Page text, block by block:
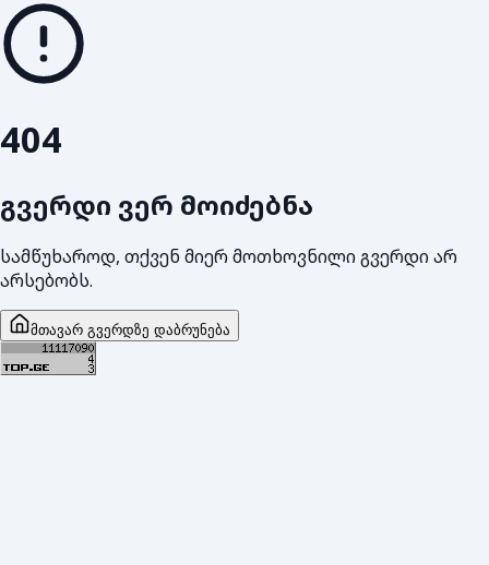
404
გვერდი ვერ მოიძებნა
სამწუხაროდ, თქვენ მიერ მოთხოვნილი გვერდი არ
არსებობს.
მთავარ გვერდზე დაბრუნება